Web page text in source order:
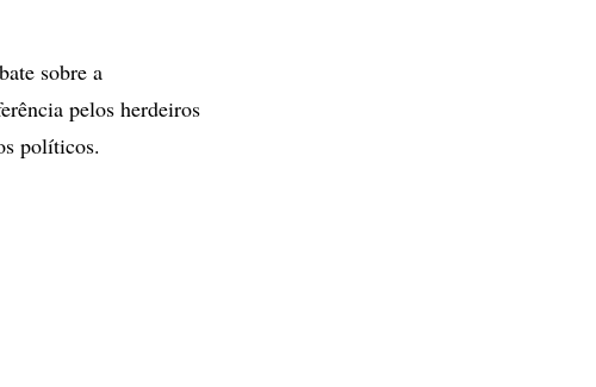
sobre a
pelos herdeiros
políticos.